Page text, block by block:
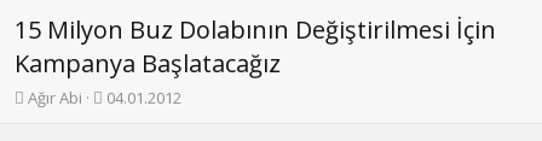
15 Milyon Buz Dolabının Değiştirilmesi İçin
Kampanya Başlatacağız
K
Ağır Abi
B
04.01.2012